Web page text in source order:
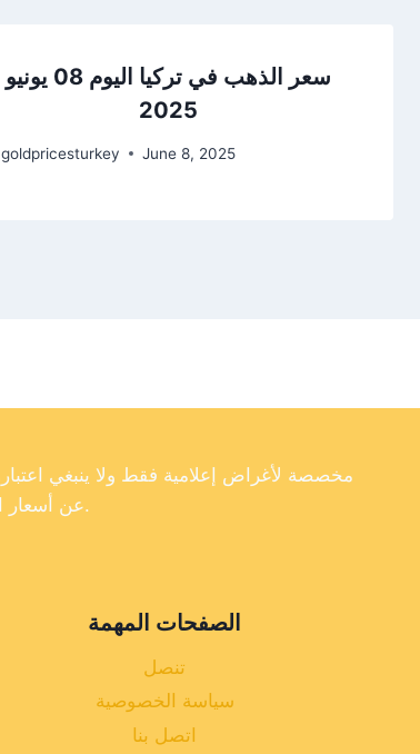
سعر الذهب في تركيا اليوم 08 يونيو
2025
goldpricesturkey June 8, 2025
عن أسعار الذهب في تركيا، فإننا لا نضمن دقة أو اكتمال أو موثوقية البيانات الموجودة على موقعنا الإلكتروني.
الصفحات المهمة
تنصل
سياسة الخصوصية
اتصل بنا